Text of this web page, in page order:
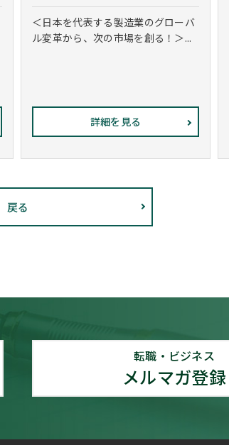
＜日本を代表する製造業のグローバ
ル変革から、次の市場を創る！＞...
詳細を見る
戻る
転職・ビジネス
メルマガ登録